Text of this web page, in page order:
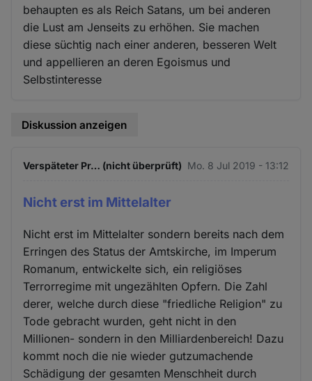
behaupten es als Reich Satans, um bei anderen
die Lust am Jenseits zu erhöhen. Sie machen
diese süchtig nach einer anderen, besseren Welt
und appellieren an deren Egoismus und
Selbstinteresse
Diskussion anzeigen
Verspäteter Pr… (nicht überprüft) Mo. 8 Jul 2019 - 13:12
Nicht erst im Mittelalter
Nicht erst im Mittelalter sondern bereits nach dem
Erringen des Status der Amtskirche, im Imperum
Romanum, entwickelte sich, ein religiöses
Terrorregime mit ungezählten Opfern. Die Zahl
derer, welche durch diese "friedliche Religion" zu
Tode gebracht wurden, geht nicht in den
Millionen- sondern in den Milliardenbereich! Dazu
kommt noch die nie wieder gutzumachende
Schädigung der gesamten Menschheit durch